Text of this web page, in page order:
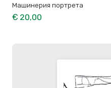
Машинерия портрета
€ 20,00